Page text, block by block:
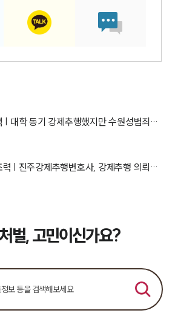
수원성범죄변호사 조력 | 대학 동기 강제추행했지만 수원성범죄변호사 도움으로 약식명령
진주강제추행변호사 조력 | 진주강제추행변호사, 강제추행 의뢰인 조력해 벌금형
벌, 고민이신가요?